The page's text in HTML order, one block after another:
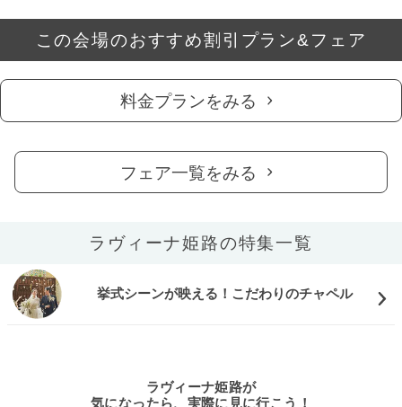
この会場のおすすめ割引プラン&フェア
料金プランをみる
フェア一覧をみる
ラヴィーナ姫路の特集一覧
挙式シーンが映える！こだわりのチャペル
ラヴィーナ姫路が
気になったら、実際に見に行こう！